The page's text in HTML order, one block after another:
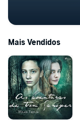
Mais Vendidos